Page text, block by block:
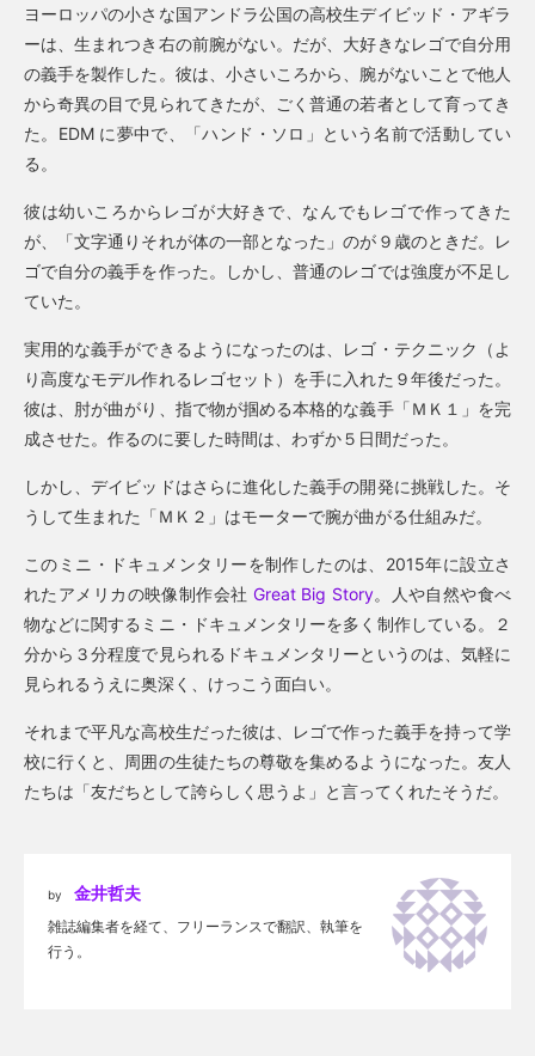
ヨーロッパの小さな国アンドラ公国の高校生デイビッド・アギラ
ーは、生まれつき右の前腕がない。だが、大好きなレゴで自分用
の義手を製作した。彼は、小さいころから、腕がないことで他人
から奇異の目で見られてきたが、ごく普通の若者として育ってき
た。EDM に夢中で、「ハンド・ソロ」という名前で活動してい
る。
彼は幼いころからレゴが大好きで、なんでもレゴで作ってきた
が、「文字通りそれが体の一部となった」のが９歳のときだ。レ
ゴで自分の義手を作った。しかし、普通のレゴでは強度が不足し
ていた。
実用的な義手ができるようになったのは、レゴ・テクニック（よ
り高度なモデル作れるレゴセット）を手に入れた９年後だった。
彼は、肘が曲がり、指で物が掴める本格的な義手「ＭＫ１」を完
成させた。作るのに要した時間は、わずか５日間だった。
しかし、デイビッドはさらに進化した義手の開発に挑戦した。そ
うして生まれた「ＭＫ２」はモーターで腕が曲がる仕組みだ。
このミニ・ドキュメンタリーを制作したのは、2015年に設立さ
れたアメリカの映像制作会社 Great Big Story。人や自然や食べ
物などに関するミニ・ドキュメンタリーを多く制作している。２
分から３分程度で見られるドキュメンタリーというのは、気軽に
見られるうえに奥深く、けっこう面白い。
それまで平凡な高校生だった彼は、レゴで作った義手を持って学
校に行くと、周囲の生徒たちの尊敬を集めるようになった。友人
たちは「友だちとして誇らしく思うよ」と言ってくれたそうだ。
by 金井哲夫
雑誌編集者を経て、フリーランスで翻訳、執筆を
行う。